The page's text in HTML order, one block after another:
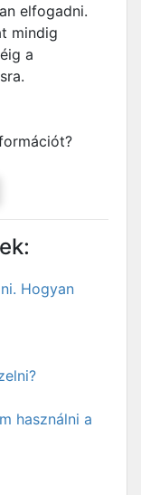
elfogadni.
mindig
a
Hogyan
használni a